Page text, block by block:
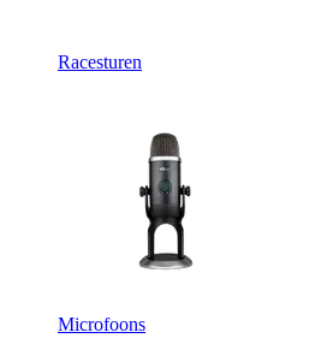
Racesturen
Microfoons